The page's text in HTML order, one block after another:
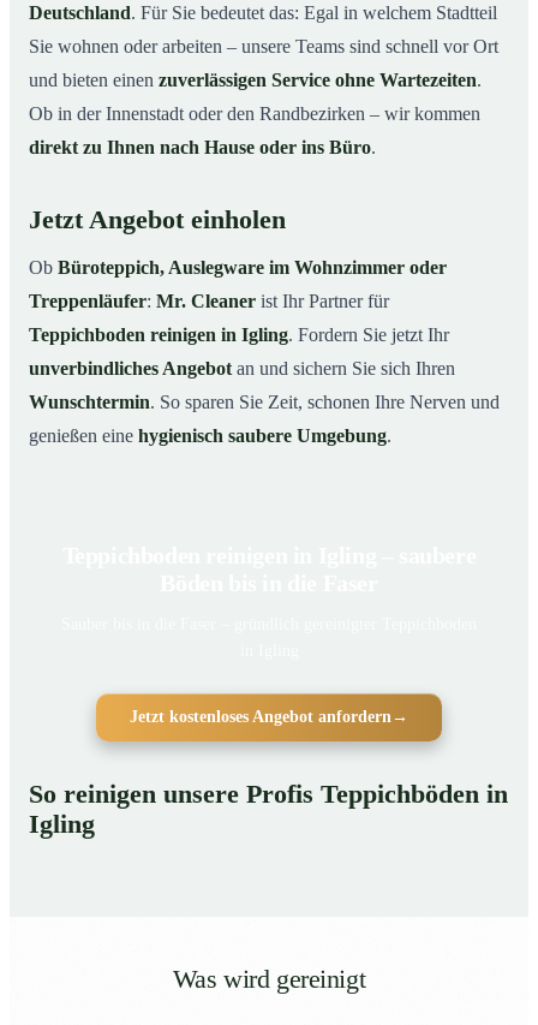
Deutschland. Für Sie bedeutet das: Egal in welchem Stadtteil
Sie wohnen oder arbeiten – unsere Teams sind schnell vor Ort
und bieten einen zuverlässigen Service ohne Wartezeiten.
Ob in der Innenstadt oder den Randbezirken – wir kommen
direkt zu Ihnen nach Hause oder ins Büro.
Jetzt Angebot einholen
Ob Büroteppich, Auslegware im Wohnzimmer oder
Treppenläufer: Mr. Cleaner ist Ihr Partner für
Teppichboden reinigen in Igling. Fordern Sie jetzt Ihr
unverbindliches Angebot an und sichern Sie sich Ihren
Wunschtermin. So sparen Sie Zeit, schonen Ihre Nerven und
genießen eine hygienisch saubere Umgebung.
Jetzt kostenloses Angebot anfordern →
So reinigen unsere Profis Teppichböden in
Igling
Was wird gereinigt